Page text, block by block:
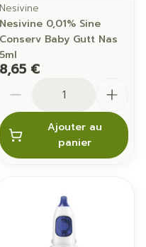
Nesivine
Nesivine 0,01% Sine
Conserv Baby Gutt Nas
5ml
8,65 €
Ajouter au
panier